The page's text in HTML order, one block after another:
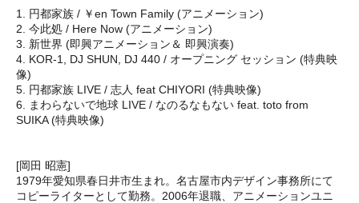
1. 円都家族 / ￥en Town Family (アニメーション)
2. 今此処 / Here Now (アニメーション)
3. 新世界 (即興アニメーション＆ 即興演奏)
4. KOR-1, DJ SHUN, DJ 440 / オープニング セッション (特典映
像)
5. 円都家族 LIVE / 志人 feat CHIYORI (特典映像)
6. まわらないで地球 LIVE / なのるなもない feat. toto from
SUIKA (特典映像)
[岡田 昭憲]
1979年愛知県春日井市生まれ。名古屋市内デザイン事務所にて
コピーライターとして勤務。2006年退職、アニメーションユニ